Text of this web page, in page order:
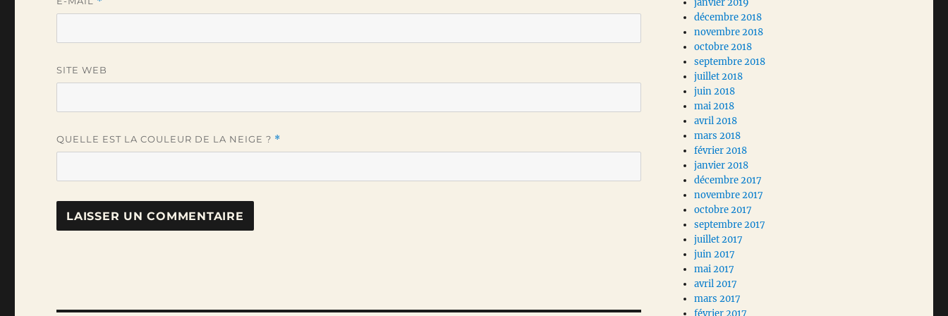
SITE WEB
QUELLE EST LA COULEUR DE LA NEIGE ? *
janvier 2019
décembre 2018
novembre 2018
octobre 2018
septembre 2018
juillet 2018
juin 2018
mai 2018
avril 2018
mars 2018
février 2018
janvier 2018
décembre 2017
novembre 2017
octobre 2017
septembre 2017
juillet 2017
juin 2017
mai 2017
avril 2017
mars 2017
février 2017